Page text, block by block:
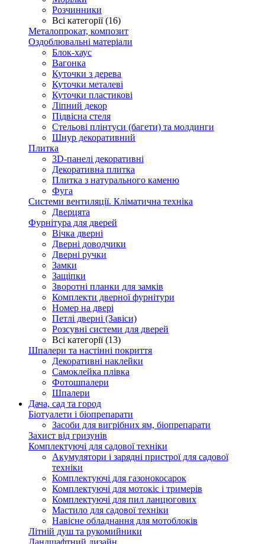
Розчинники
Всі категорії (16)
Металопрокат, композит
Оздоблювальні матеріали
Блок-хаус
Вагонка
Куточки з дерева
Куточки металеві
Куточки пластикові
Ліпний декор
Підвісна стеля
Стельові плінтуси (багети) та молдинги
Шнур декоративний
Плитка
3D-панелі декоративні
Декоративна плитка
Плитка з натурального каменю
Фуга
Системи вентиляції. Кліматична техніка
Дверцята
Фурнітура для дверей
Вічка дверні
Дверні доводчики
Дверні ручки
Замки
Защіпки
Зворотні планки для замків
Комплекти дверної фурнітури
Номер на двері
Петлі дверні (Завіси)
Розсувні системи для дверей
Всі категорії (13)
Шпалери та настінні покриття
Декоративні наклейки
Самоклейка плівка
Фотошпалери
Шпалери
Дача, сад та город
Біотуалети і біопрепарати
Засоби для вигрібних ям, біопрепарати
Захист від гризунів
Комплектуючі для садової техніки
Акумулятори і зарядні пристрої для садової
техніки
Комплектуючі для газонокосарок
Комплектуючі для мотокіс і тримерів
Комплектуючі для пил ланцюгових
Мастило для садової техніки
Навісне обладнання для мотоблоків
Літній душ та рукомийники
Ландшафтний дизайн